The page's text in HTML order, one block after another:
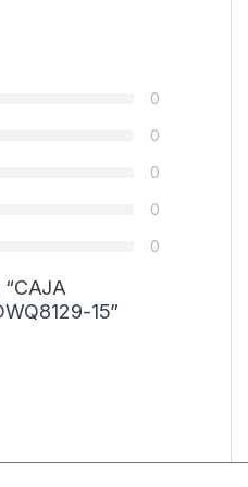
0
0
0
0
0
15”